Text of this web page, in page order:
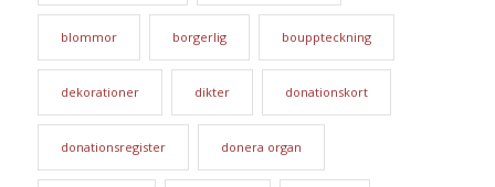
blommor borgerlig bouppteckning
dekorationer dikter donationskort
donationsregister donera organ